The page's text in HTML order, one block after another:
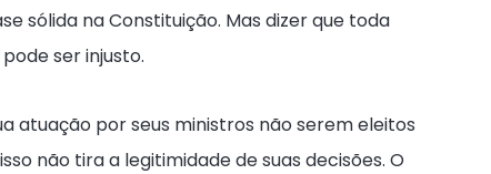
sólida na Constituição. Mas dizer que toda
ser injusto.
atuação por seus ministros não serem eleitos
não tira a legitimidade de suas decisões. O